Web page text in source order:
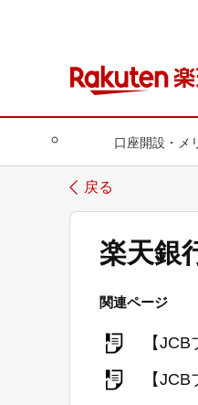
口座開設・メ
戻る
楽天銀
関連ページ
【
【